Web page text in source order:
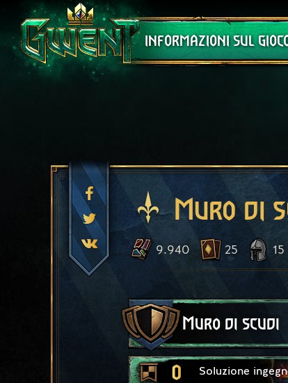
INFORMAZIONI SUL
Assistenza
Muro di
9.940 25 15
Muro di scudi
0 Soluzione